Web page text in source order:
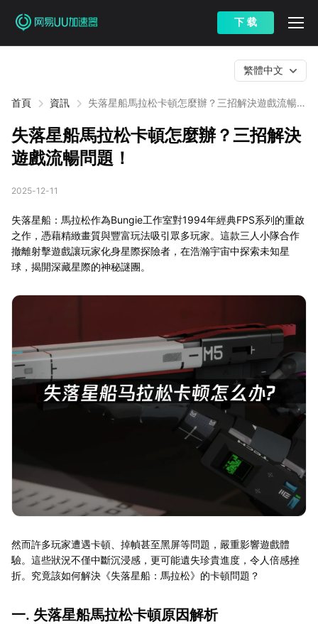
下 载
首頁 資訊
失落星船馬拉松卡頓怎麼辦？三招解決遊戲流暢問
繁體中文
失落星船馬拉松卡頓怎麼辦？三招解決
遊戲流暢問題！
2025-12-11
失落星船：馬拉松作為Bungie工作室對1994年經典FPS系列的重啟
之作，憑藉精緻畫質與豐富玩法吸引眾多玩家。這款三人小隊合作
撤離射擊遊戲讓玩家化身星際探險者，在浩瀚宇宙中探索未知星
球，揭開深藏星際的神秘謎團。
然而許多玩家遭遇卡頓、掉幀甚至黑屏等問題，嚴重影響遊戲體
驗。這些狀況不僅中斷沉浸感，更可能遺失珍貴進度，令人倍感挫
折。究竟該如何解決《失落星船：馬拉松》的卡頓問題？
一. 失落星船馬拉松卡頓原因解析